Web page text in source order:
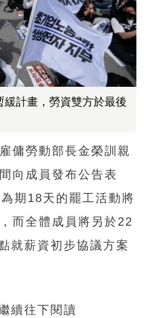
緩計畫，勞資雙方於最後
傭勞動部長金榮訓親
向成員發布公告表
期18天的罷工活動將
而全體成員將另於22
就薪資初步協議方案
續往下閱讀